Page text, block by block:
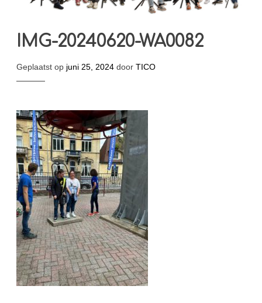
IMG-20240620-WA0082
Geplaatst op juni 25, 2024 door TICO